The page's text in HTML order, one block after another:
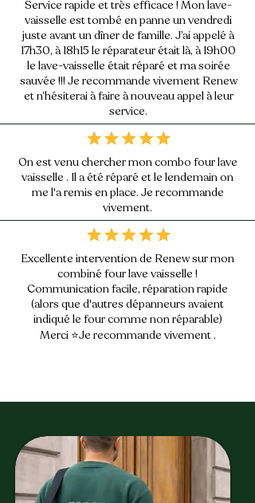
Service rapide et très efficace ! Mon lave-
vaisselle est tombé en panne un vendredi
juste avant un dîner de famille. J’ai appelé à
17h30, à 18h15 le réparateur était là, à 19h00
le lave-vaisselle était réparé et ma soirée
sauvée !!! Je recommande vivement Renew
et n’hésiterai à faire à nouveau appel à leur
service.
On est venu chercher mon combo four lave
vaisselle . Il a été réparé et le lendemain on
me l'a remis en place. Je recommande
vivement.
Excellente intervention de Renew sur mon
combiné four lave vaisselle !
Communication facile, réparation rapide
(alors que d'autres dépanneurs avaient
indiqué le four comme non réparable)
Merci ⭐Je recommande vivement .